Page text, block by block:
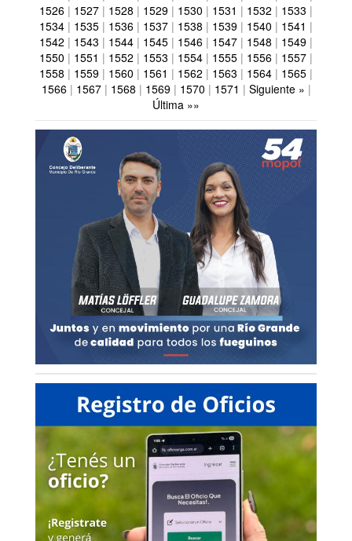
1526 | 1527 | 1528 | 1529 | 1530 | 1531 | 1532 | 1533 |
1534 | 1535 | 1536 | 1537 | 1538 | 1539 | 1540 | 1541 |
1542 | 1543 | 1544 | 1545 | 1546 | 1547 | 1548 | 1549 |
1550 | 1551 | 1552 | 1553 | 1554 | 1555 | 1556 | 1557 |
1558 | 1559 | 1560 | 1561 | 1562 | 1563 | 1564 | 1565 |
1566| 1567| 1568 | 1569| 1570 | 1571 | Siguiente » |
Última »»